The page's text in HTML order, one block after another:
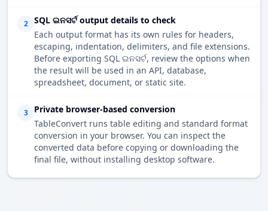
2
SQL ଇନସର୍ଟ output details to check
Each output format has its own rules for headers,
escaping, indentation, delimiters, and file extensions.
Before exporting SQL ଇନସର୍ଟ, review the options when
the result will be used in an API, database,
spreadsheet, document, or static site.
3
Private browser-based conversion
TableConvert runs table editing and standard format
conversion in your browser. You can inspect the
converted data before copying or downloading the
final file, without installing desktop software.